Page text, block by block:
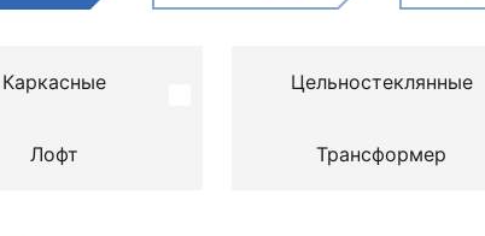
Каркасные Цельностеклянные
Лофт Трансформер